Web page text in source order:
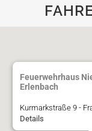
Feuerwehrhaus
Erlenbach
Kurmarkstraße 9 -
Details